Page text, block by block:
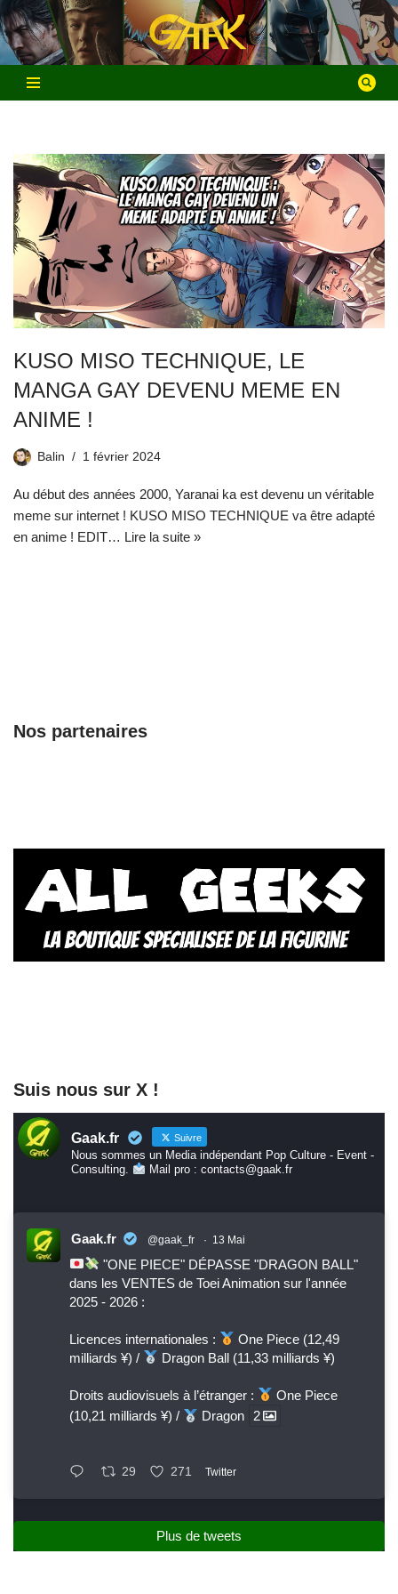
Aller
au
contenu
KUSO MISO TECHNIQUE, LE
MANGA GAY DEVENU MEME EN
ANIME !
Balin 1 février 2024
Au début des années 2000, Yaranai ka est devenu un véritable
meme sur internet ! KUSO MISO TECHNIQUE va être adapté
en anime ! EDIT… Lire la suite »
Nos partenaires
Suis nous sur X !
Gaak.fr Suivre
Nous sommes un Media indépendant Pop Culture - Event -
Consulting.
Mail pro : contacts@gaak.fr
Gaak.fr @gaak_fr · 13 Mai
"ONE PIECE" DÉPASSE "DRAGON BALL"
dans les VENTES de Toei Animation sur l'année
2025 - 2026 :
Licences internationales :
One Piece (12,49
milliards ¥) /
Dragon Ball (11,33 milliards ¥)
Droits audiovisuels à l’étranger :
One Piece
(10,21 milliards ¥) /
Dragon 2
29 271 Twitter
Plus de tweets